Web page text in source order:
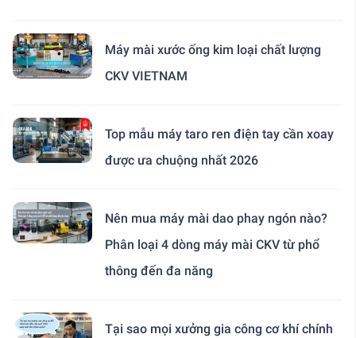
Máy mài xước ống kim loại chất lượng
CKV VIETNAM
Top mẫu máy taro ren điện tay cần xoay
được ưa chuộng nhất 2026
Nên mua máy mài dao phay ngón nào?
Phân loại 4 dòng máy mài CKV từ phổ
thông đến đa năng
Tại sao mọi xưởng gia công cơ khí chính